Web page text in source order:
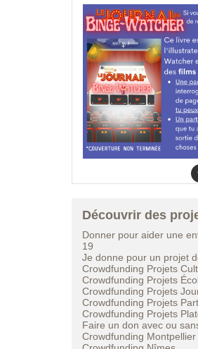
Découvrir des
Donner pour aider une
19
Je donne pour un projet
Crowdfunding Projets
Crowdfunding Projets
Crowdfunding Projets
Crowdfunding Projets
Crowdfunding Projets
Faire un don avec ou
Crowdfunding Montpellier